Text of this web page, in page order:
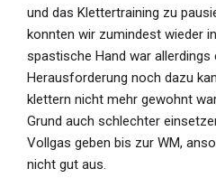
und das Klettertraining zu
konnten wir zumindest wieder
spastische Hand war allerdings
Herausforderung noch dazu
klettern nicht mehr gewohnt
Grund auch schlechter
Vollgas geben bis zur WM,
nicht gut aus.